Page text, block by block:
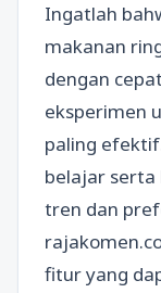
Ingatlah
makanan
dengan
eksperimen
paling
belajar serta
tren dan
fitur yang